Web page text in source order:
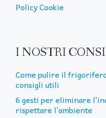
Policy Cookie
I NOSTRI
Come pulire il
consigli utili
6 gesti per eliminare
rispettare l’ambiente